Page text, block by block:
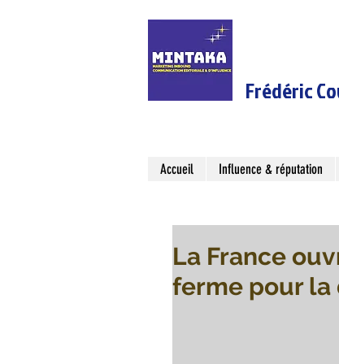
Frédéric
Accueil Influence & réputation
La France
ferme pour la